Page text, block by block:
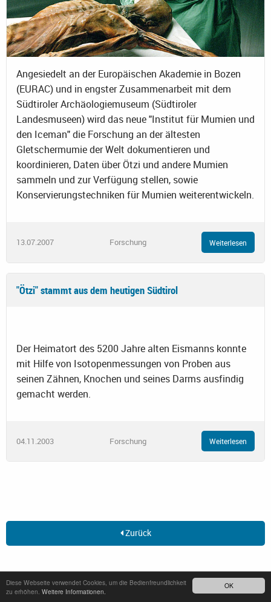
OK
Diese Webseite verwendet Cookies, um die Bedienfreundlichkeit
zu erhöhen. Weitere Informationen.
Angesiedelt an der Europäischen Akademie in Bozen
(EURAC) und in engster Zusammenarbeit mit dem
Südtiroler Archäologiemuseum (Südtiroler
Landesmuseen) wird das neue "Institut für Mumien und
den Iceman" die Forschung an der ältesten
Gletschermumie der Welt dokumentieren und
koordinieren, Daten über Ötzi und andere Mumien
sammeln und zur Verfügung stellen, sowie
Konservierungstechniken für Mumien weiterentwickeln.
13.07.2007 Forschung Weiterlesen
"Ötzi" stammt aus dem heutigen Südtirol
Der Heimatort des 5200 Jahre alten Eismanns konnte
mit Hilfe von Isotopenmessungen von Proben aus
seinen Zähnen, Knochen und seines Darms ausfindig
gemacht werden.
04.11.2003 Forschung Weiterlesen
Zurück
Aktuell